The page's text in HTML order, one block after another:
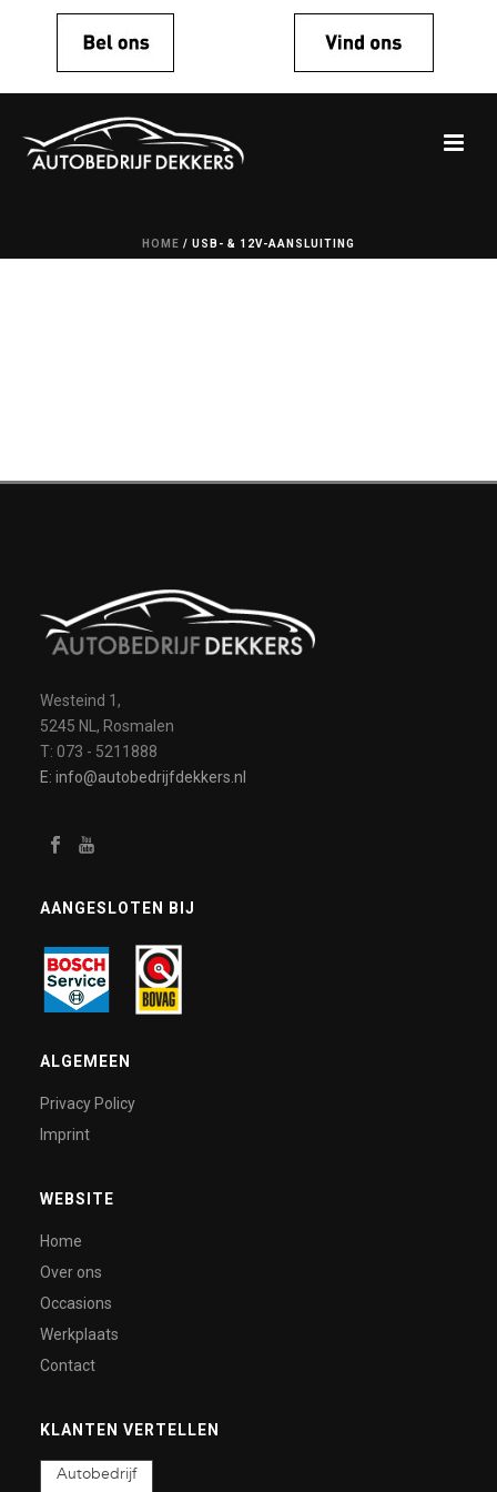
HOME / USB- & 12V-AANSLUITING
Westeind 1,
5245 NL, Rosmalen
T: 073 - 5211888
E: info@autobedrijfdekkers.nl
AANGESLOTEN BIJ
ALGEMEEN
Privacy Policy
Imprint
WEBSITE
Home
Over ons
Occasions
Werkplaats
Contact
KLANTEN VERTELLEN
Autobedrijf